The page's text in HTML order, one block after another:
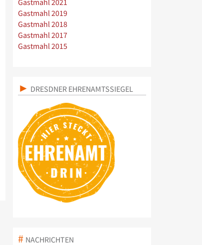
Gastmahl 2021
Gastmahl 2019
Gastmahl 2018
Gastmahl 2017
Gastmahl 2015
DRESDNER EHRENAMTSSIEGEL
NACHRICHTEN